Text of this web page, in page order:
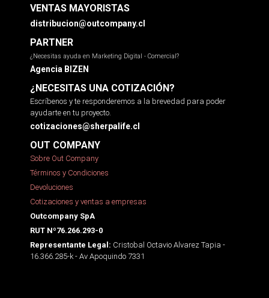
VENTAS MAYORISTAS
distribucion@outcompany.cl
PARTNER
¿Necesitas ayuda en Marketing Digital - Comercial?
Agencia BIZEN
¿NECESITAS UNA COTIZACIÓN?
Escríbenos y te responderemos a la brevedad para poder
ayudarte en tu proyecto.
cotizaciones@sherpalife.cl
OUT COMPANY
Sobre Out Company
Términos y Condiciones
Devoluciones
Cotizaciones y ventas a empresas
Outcompany SpA
RUT Nº76.266.293-0
Representante Legal: Cristobal Octavio Alvarez Tapia -
16.366.285-k - Av Apoquindo 7331